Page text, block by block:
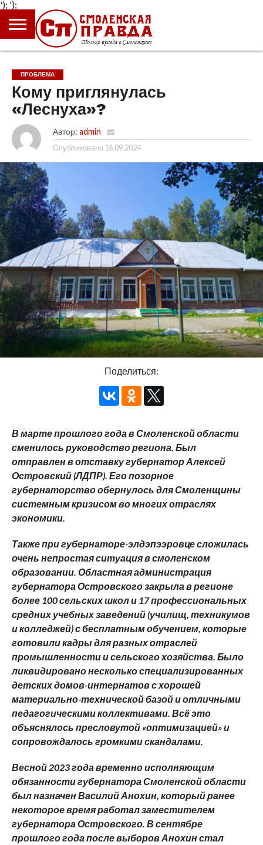
');
ГЛАВНАЯ
НОВОСТИ
ПРОИСШЕСТВИЯ
ПОЛИТИКА
КУЛЬТУРА
ЭКОНОМИКА
ОБЩЕСТВО
БЛОГИ
ПРОБЛЕМА
Кому приглянулась
«Леснуха»?
Автор: admin
Опубликовано 16.09.2024
Поделиться:
В марте прошлого года в Смоленской области
сменилось руководство региона. Был
отправлен в отставку губернатор Алексей
Островский (ЛДПР). Его позорное
губернаторство обернулось для Смоленщины
системным кризисом во многих отраслях
экономики.
Также при губернаторе-элдэпээровце сложилась
очень непростая ситуация в смоленском
образовании. Областная администрация
губернатора Островского закрыла в регионе
более 100 сельских школ и 17 профессиональных
средних учебных заведений (училищ, техникумов
и колледжей) с бесплатным обучением, которые
готовили кадры для разных отраслей
промышленности и сельского хозяйства. Было
ликвидировано несколько специализированных
детских домов-интернатов с хорошей
материально-технической базой и отличными
педагогическими коллективами. Всё это
объяснялось пресловутой «оптимизацией» и
сопровождалось громкими скандалами.
Весной 2023 года временно исполняющим
обязанности губернатора Смоленской области
был назначен Василий Анохин, который ранее
некоторое время работал заместителем
губернатора Островского. В сентябре
прошлого года после выборов Анохин стал
');